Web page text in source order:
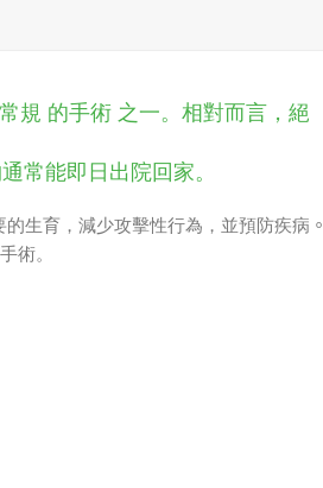
規 的手術 之一。相對而言，絕
常能即日出院回家。
的生育，減少攻擊性行為，並預防疾病 。
術。